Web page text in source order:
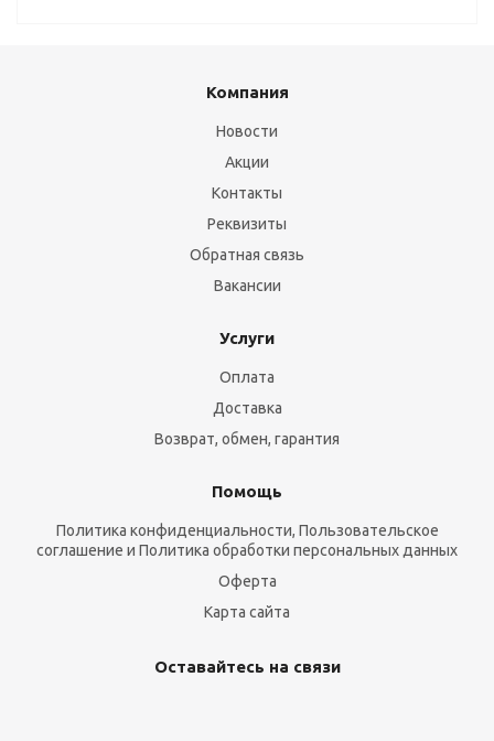
Компания
Новости
Акции
Контакты
Реквизиты
Обратная связь
Вакансии
Услуги
Оплата
Доставка
Возврат, обмен, гарантия
Помощь
Политика конфиденциальности, Пользовательское
соглашение и Политика обработки персональных данных
Оферта
Карта сайта
Оставайтесь на связи